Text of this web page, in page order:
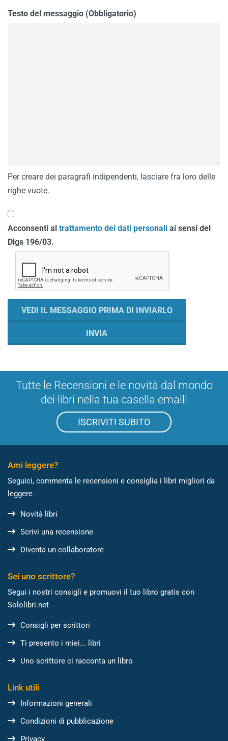
Testo del messaggio (Obbligatorio)
Per creare dei paragrafi indipendenti, lasciare fra loro delle
righe vuote.
Acconsenti al trattamento dei dati personali ai sensi del
Dlgs 196/03.
Tutte le Recensioni e le novità dal mondo
dei libri nella tua casella email!
ISCRIVITI SUBITO
Ami leggere?
Seguici, commenta le recensioni e consiglia i libri migliori da
leggere
Novità libri
Scrivi una recensione
Diventa un collaboratore
Sei uno scrittore?
Segui i nostri consigli e promuovi il tuo libro gratis con
Sololibri.net
Consigli per scrittori
Ti presento i miei... libri
Uno scrittore ci racconta un libro
Link utili
Informazioni generali
Condizioni di pubblicazione
Privacy